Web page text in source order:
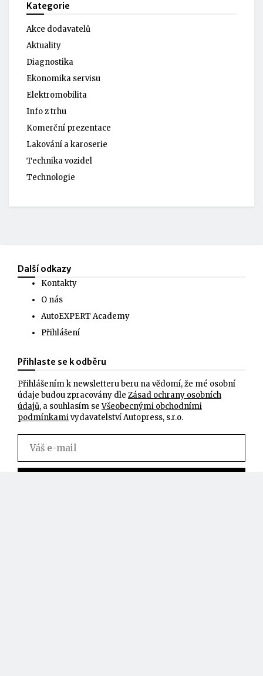
Kategorie
Akce dodavatelů
Aktuality
Diagnostika
Ekonomika servisu
Elektromobilita
Info z trhu
Komerční prezentace
Lakování a karoserie
Technika vozidel
Technologie
Další odkazy
Kontakty
O nás
AutoEXPERT Academy
Přihlášení
Přihlaste se k odběru
Přihlášením k newsletteru beru na vědomí, že mé osobní
údaje budou zpracovány dle Zásad ochrany osobních
údajů, a souhlasím seVšeobecnými obchodními
podmínkamivydavatelství Autopress, s.r.o.